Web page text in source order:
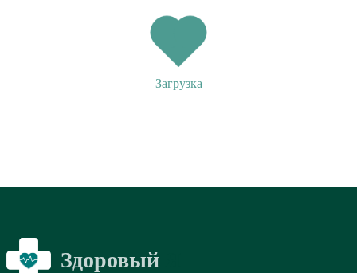
Загрузка
Здоровый